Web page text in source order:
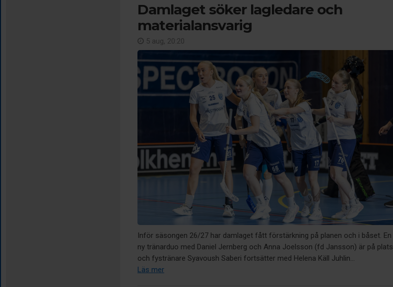
Damlaget söker lagledare och
materialansvarig
5 aug, 20:20
Inför säsongen 26/27 har damlaget fått förstärkning på planen och i båset. En
ny tränarduo med Daniel Jernberg och Anna Joelsson (fd Jansson) är på plats
och fystränare Syavoush Saberi fortsätter med Helena Käll Juhlin...
Läs mer